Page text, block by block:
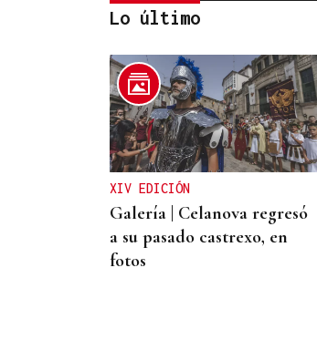
INCUMPLIMIENTO LEGAL
Turismo veta la “Ruta del
Narcotráfico” de Laureano
Oubiña por no cumplir con
la Ley de Turismo de
Galicia
Lo último
XIV EDICIÓN
Galería | Celanova regresó
a su pasado castrexo, en
fotos